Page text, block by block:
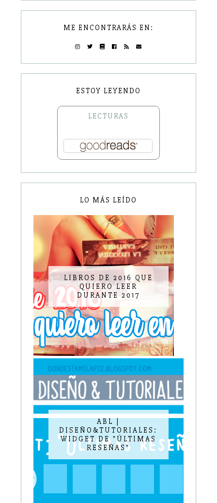
ME ENCONTRARÁS EN:
ESTOY LEYENDO
LECTURAS
LO MÁS LEÍDO
LIBROS DE 2016 QUE
QUIERO LEER
DURANTE 2017
ABL |
DISEÑO&TUTORIALES:
WIDGET DE "ÚLTIMAS
RESEÑAS"